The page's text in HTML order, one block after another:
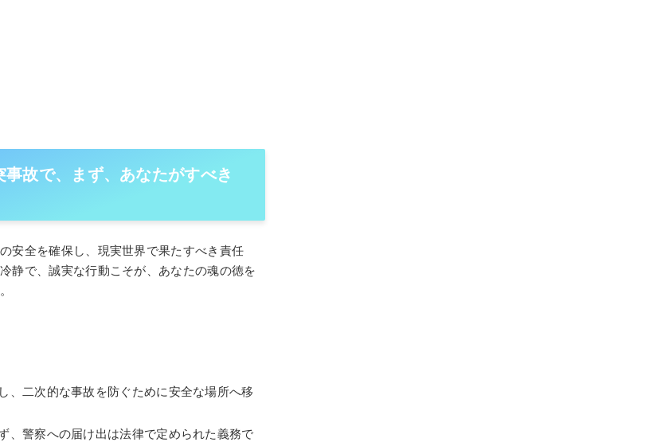
事故で、まず、あなたがすべき
安全を確保し、現実世界で果たすべき責任
静で、誠実な行動こそが、あなたの魂の徳を
、二次的な事故を防ぐために安全な場所へ移
、警察への届け出は法律で定められた義務で